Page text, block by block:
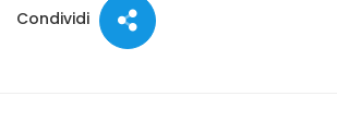
Condividi